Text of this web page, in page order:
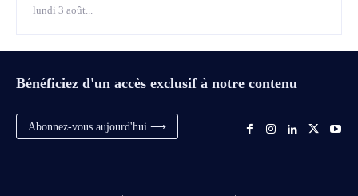
lundi 3 août...
Bénéficiez d'un accès exclusif à notre contenu
Abonnez-vous aujourd'hui ⟶